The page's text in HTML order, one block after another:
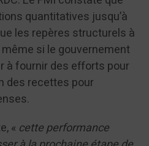
quantitatives jusqu’à
les repères structurels à
si le gouvernement
à fournir des efforts pour
des recettes pour
« cette performance